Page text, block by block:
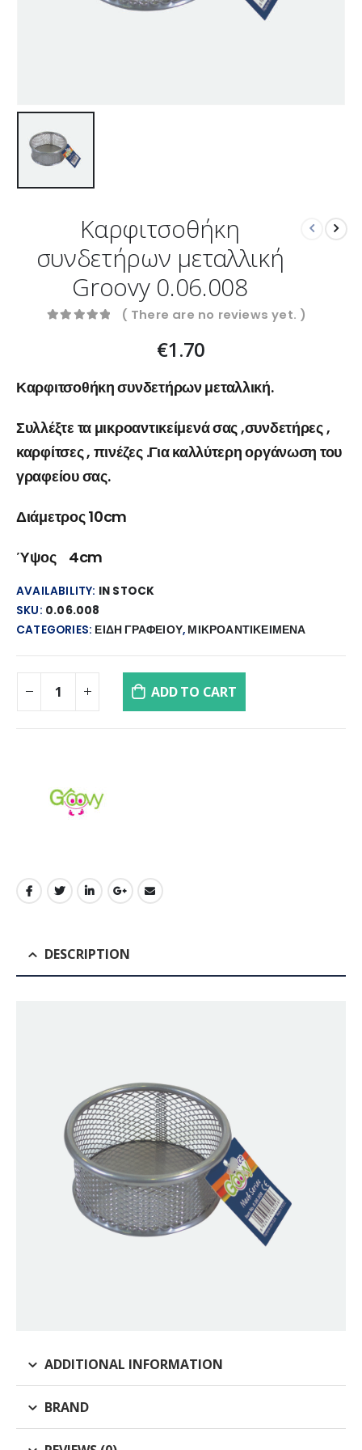
Καρφιτσοθήκη
συνδετήρων μεταλλική
Groovy 0.06.008
( There are no reviews yet. )
€1.70
Καρφιτσοθήκη συνδετήρων μεταλλική.
Συλλέξτε τα μικροαντικείμενά σας ,συνδετήρες ,
καρφίτσες , πινέζες .Για καλλύτερη οργάνωση του
γραφείου σας.
Διάμετρος 10cm
Ύψος 4cm
AVAILABILITY: IN STOCK
SKU: 0.06.008
CATEGORIES: ΕΙΔΗ ΓΡΑΦΕΙΟΥ, ΜΙΚΡΟΑΝΤΙΚΕΙΜΕΝΑ
ADD TO CART
DESCRIPTION
ADDITIONAL INFORMATION
BRAND